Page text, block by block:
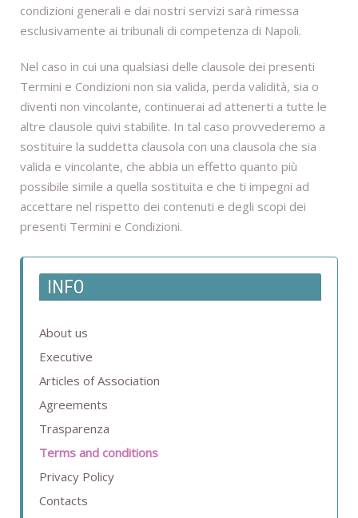
condizioni generali e dai nostri servizi sarà rimessa
esclusivamente ai tribunali di competenza di Napoli.
Nel caso in cui una qualsiasi delle clausole dei presenti
Termini e Condizioni non sia valida, perda validità, sia o
diventi non vincolante, continuerai ad attenerti a tutte le
altre clausole quivi stabilite. In tal caso provvederemo a
sostituire la suddetta clausola con una clausola che sia
valida e vincolante, che abbia un effetto quanto più
possibile simile a quella sostituita e che ti impegni ad
accettare nel rispetto dei contenuti e degli scopi dei
presenti Termini e Condizioni.
INFO
About us
Executive
Articles of Association
Agreements
Trasparenza
Terms and conditions
Privacy Policy
Contacts